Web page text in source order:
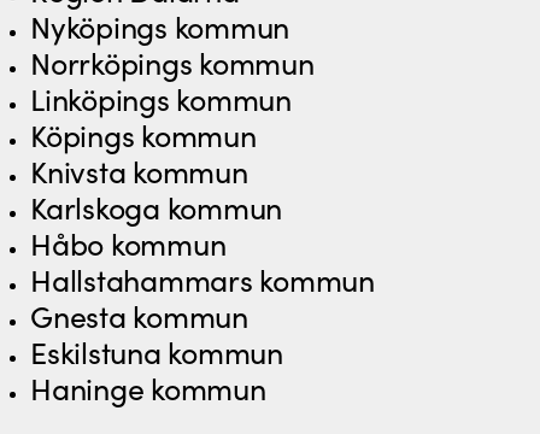
Nyköpings kommun
Norrköpings kommun
Linköpings kommun
Köpings kommun
Knivsta kommun
Karlskoga kommun
Håbo kommun
Hallstahammars kommun
Gnesta kommun
Eskilstuna kommun
Haninge kommun